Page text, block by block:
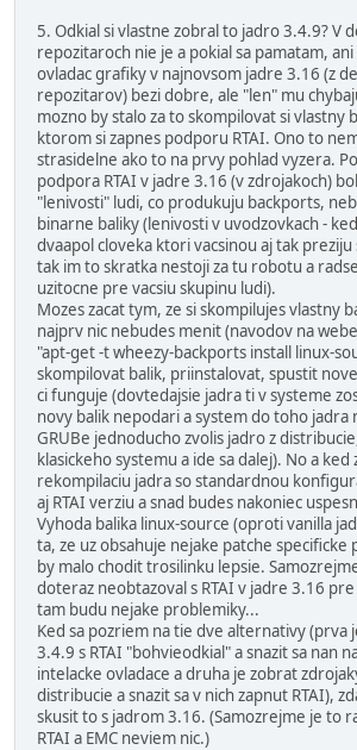
5. Odkial si vlastne zobral to jadro 3.4.9? V
repozitaroch nie je a pokial sa pamatam,
ovladac grafiky v najnovsom jadre 3.16 (z
repozitarov) bezi dobre, ale "len" mu
mozno by stalo za to skompilovat si vlastny
ktorom si zapnes podporu RTAI. Ono to
strasidelne ako to na prvy pohlad vyzera.
podpora RTAI v jadre 3.16 (v zdrojakoch)
"lenivosti" ludi, co produkuju backports,
binarne baliky (lenivosti v uvodzovkach -
dvaapol cloveka ktori vacsinou aj tak
tak im to skratka nestoji za tu robotu a
uzitocne pre vacsiu skupinu ludi).
Mozes zacat tym, ze si skompilujes vlastny
najprv nic nebudes menit (navodov na
"apt-get -t wheezy-backports install linux-
skompilovat balik, priinstalovat, spustit
ci funguje (dovtedajsie jadra ti v systeme
novy balik nepodari a system do toho jadra
GRUBe jednoducho zvolis jadro z
klasickeho systemu a ide sa dalej). No a ked
rekompilaciu jadra so standardnou
aj RTAI verziu a snad budes nakoniec
Vyhoda balika linux-source (oproti vanilla
ta, ze uz obsahuje nejake patche specificke
by malo chodit trosilinku lepsie.
doteraz neobtazoval s RTAI v jadre 3.16
tam budu nejake problemiky...
Ked sa pozriem na tie dve alternativy (prva
3.4.9 s RTAI "bohvieodkial" a snazit sa nan
intelacke ovladace a druha je zobrat
distribucie a snazit sa v nich zapnut RTAI),
skusit to s jadrom 3.16. (Samozrejme je to
RTAI a EMC neviem nic.)